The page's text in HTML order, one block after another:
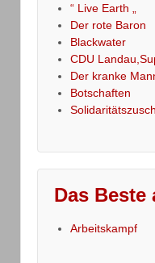
“ Live Earth „
Der rote Baron
Blackwater
CDU
Der kranke
Botschaften
Das Beste
Arbeitskampf